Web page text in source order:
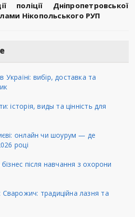
поліції Дніпропетровської
Нікопольського РУП
вибір, доставка та
історія, виды та цінність для
онлайн чи шоурум — де
році
після навчання з охорони
традиційна лазня та